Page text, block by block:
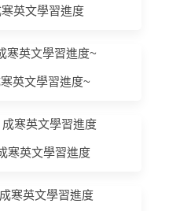
英文學習進度
英文學習進度~
寒英文學習進度